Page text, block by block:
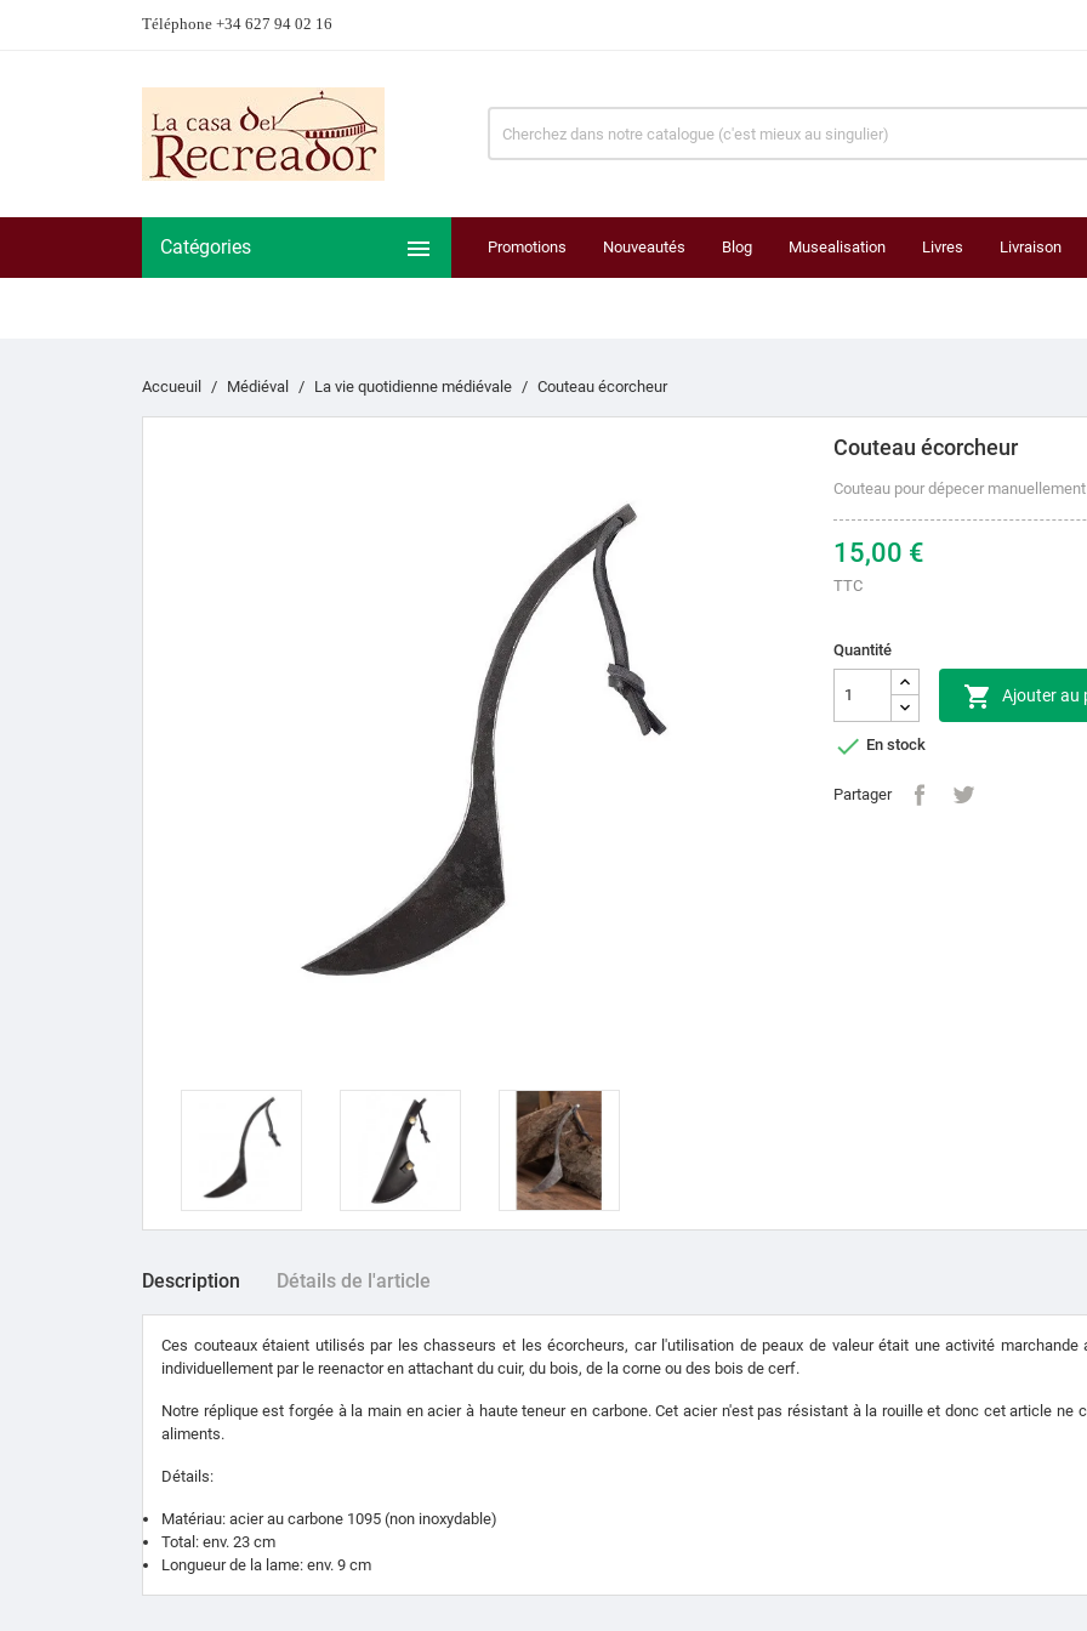
Téléphone +34 627 94 02 16
Catégories  Promotions Nouveautés Blog Musealisation Livres Livraison
Accueuil Médiéval La vie quotidienne médiévale Couteau écorcheur
Couteau écorcheur
Couteau pour dépecer
15,00 €
TTC
Quantité
 Ajouter au
 En stock
Partager
Description Détails de l'article
Ces couteaux étaient utilisés par les chasseurs et les écorcheurs, car l'utilisation de peaux de valeur était une activité marchande
individuellement par le reenactor en attachant du cuir, du bois, de la corne ou des bois de cerf.
Notre réplique est forgée à la main en acier à haute teneur en carbone. Cet acier n'est pas résistant à la rouille et donc cet article ne
aliments.
Détails:
Matériau: acier au carbone 1095 (non inoxydable)
Total: env. 23 cm
Longueur de la lame: env. 9 cm